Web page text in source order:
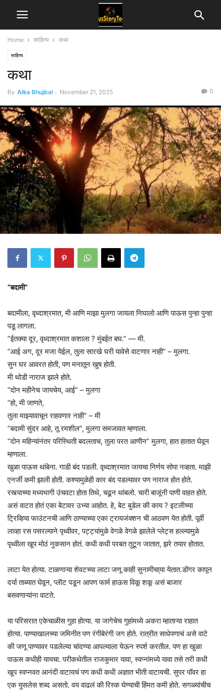
Home साहित्य कथा
साहित्य
कथा
By Alka Bhujbal - November 21, 2025 0
“बदामी”
बदामीला, वृध्दाश्रमात, मी आणि माझा मुलगा जायला निघालो आणि पाऊस पुन्हा पुन्हा
पडू लागला.
“ईतक्या दूर, वृध्दाश्रमात कशाला ? मुंबईत बघ.” — मी.
“आई अग, दूर मजा येईल, तुला सारखे घरी यावेसे वाटणार नाही” – मुलगा.
सुन घर आवरत होती, पण मनातून खुष होती.
मी थोडी नाराज झाले होते.
“दोन महीनेच जायचेय, आई” – मुलगा
“हो, मी जाणते,
तुला माझ्यावाचून राहवणार नाही” – मी
“बदामी सुंदर आहे, तू रमशील”, मुलगा समजावत म्हणाला.
“दोन महिन्यांनंतर परिस्थिती बदलताच, तुला परत आणीन” मुलगा, हात हातात घेवून
म्हणाला.
खुळा पाऊस थांबेना. गाडी बंद पडली. वृध्दाश्रमात जायचा निर्णय सोपा नव्हता. माझी
एनर्जी कमी झाली होती. कश्यामुळेही कार बंद पडल्यावर पण नाराज होत होते.
रस्त्याच्या मध्यभागी उंचवटा होता तिथे, चढून थांबलो. चारी बाजूंनी पाणी वाहत होते.
असं वाटत होतं एका बेटावर उभ्या आहोत. हे, बेट बुडेल की काय ? इटलीच्या
ट्रिव्हिया फाउंटनची आणि ठाण्याच्या एका ट्रायजंक्शन ची आठवण येत होती. पूर्वी
लाव्हा रस पसरल्याने पृथ्वीवर, पट्ट्यांमुळे वेगळे वेगळे झालेले प्लेट्स हल्ल्यामुळे
पृथ्वीला खूप मोठं नुकसान होतं. कधी कधी परबत तुटून जातात, झरे तयार होतात.
लाटा येत होत्या. टाळणाऱ्या शेवटच्या लाटा जणू काही सुनामीचा्या येतात.डोंगर कापून
दर्या ताब्यात घेवून, प्लॅाट पडून आपण फार्म हाऊस विकू शकू असं बाजार
बसवणाऱ्यांना वाटते.
या परिसरात एकेचाळीस गुहा होत्या. या जागेचेच गुहांमध्ये अकरा म्हाताऱ्या राहात
होत्या. पाण्याखालच्या जमिनीत पण रंगीबेरंगी जग होते. रात्रीत साधेपणाचं असे वाटे
की जणू पाण्यावर पडलेल्या चांदण्या आपल्याला येऊन स्पर्श करतील. पण हा खुळा
पाऊस कधीही यायचा. परीकथेतील राजकुमार यावा, स्वप्नांमध्ये यावा तसे तरी कधी
खूप स्वप्नवत आनंदी वाटायचं पण कधी कधी अज्ञात भीती वाटायची. सुपर पॉवर हा
एक युसलेस शब्द असतो. वय वाढलं की रिस्क घेण्याची हिंमत कमी होते. सगळ्यांचीच